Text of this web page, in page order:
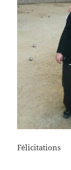
Félicitations